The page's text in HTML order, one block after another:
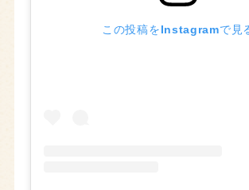
この投稿をInstagramで見